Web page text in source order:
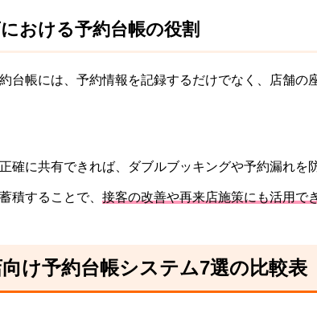
おける予約台帳の役割
台帳には、予約情報を記録するだけでなく、店舗の
確に共有できれば、ダブルブッキングや予約漏れを
積することで、 接客の改善や再来店施策にも活用で
け予約台帳システム7選の比較表